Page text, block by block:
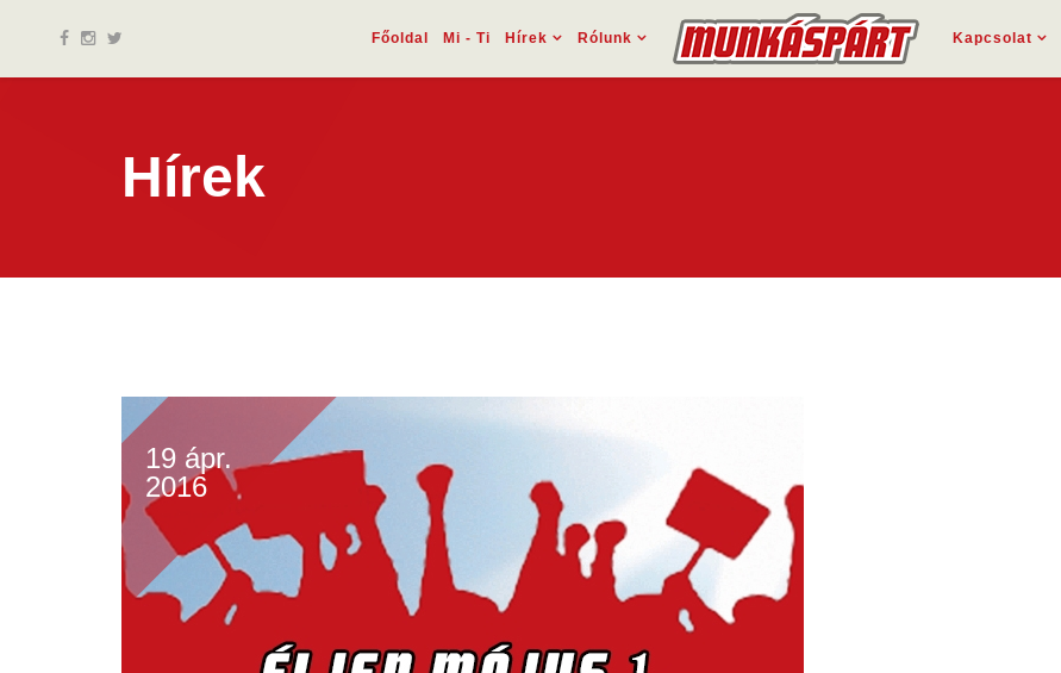
Főoldal Mi - Ti Hírek Rólunk Kapcsolat
Hírek
19 ápr.
2016